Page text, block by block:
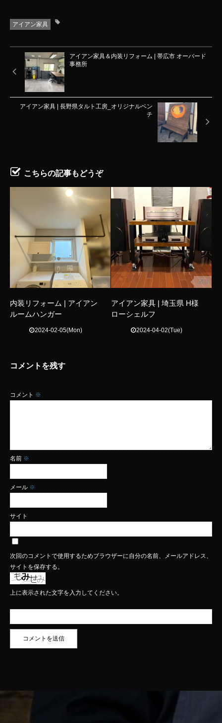
アイアン家具
アイアン家具＆内装リフォーム | 帯広市 オーバード
事務所
アイアン家具 | 長野県タルト工房_オリジナルベン
チ
こちらの記事もどうぞ
0
内装リフォーム | アイアン
ルームハンガー
2024-02-05(Mon)
0
アイアン家具 | 埼玉県 H様
ローシェルフ
2024-04-02(Tue)
コメントを残す
コメント ※
名前 ※
メール ※
サイト
次回のコメントで使用するためブラウザーに自分の名前、メールアドレス、
サイトを保存する。
上に表示された文字を入力してください。